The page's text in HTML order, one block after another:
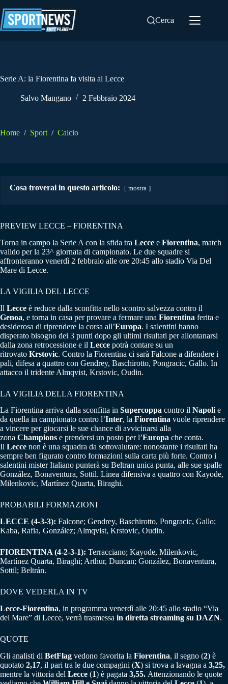
al
contenuto
Cerca
Serie A: la Fiorentina fa visita al Lecce
Salvo Mangano 2 Febbraio 2024
Home / Sport / Calcio
Cosa troverai in questo articolo: mostra
PREVIEW LECCE – FIORENTINA
Torna in campo la Serie A con la sfida tra Lecce e Fiorentina, match
valido per la 23^ giornata di campionato. Le due squadre si
affronteranno venerdì 2 febbraio alle ore 20:45 allo stadio Via Del
Mare di Lecce.
LA VIGILIA DEL LECCE
Il Lecce è reduce dalla sconfitta nello scontro salvezza contro il
Genoa, e torna in casa per provare a fermare una Fiorentina ferita e
desiderosa di riprendere la corsa all’Europa. I salentini hanno
disperato bisogno dei 3 punti dopo gli ultimi risultati per allontanarsi
dalla zona retrocessione e il Lecce potrà contare su un
ritrovato Krstovic. Contro la Fiorentina ci sarà Falcone a difendere i
pali, difesa a quattro con Gendrey, Baschirotto, Pongracic, Gallo. In
attacco il tridente Almqvist, Krstovic, Oudin.
LA VIGILIA DELLA FIORENTINA
La Fiorentina arriva dalla sconfitta in Supercoppa contro il Napoli e
da quella in campionato contro l’Inter, la Fiorentina vuole riprendere
a vincere per giocarsi le sue chance di avvicinarsi alla
zona Champions e prendersi un posto per l’Europa che conta.
Il Lecce non è una squadra da sottovalutare: nonostante i risultati ha
sempre ben figurato contro formazioni sulla carta più forte. Contro i
salentini mister Italiano punterà su Beltran unica punta, alle sue spalle
González, Bonaventura, Sottil. Linea difensiva a quattro con Kayode,
Milenkovic, Martínez Quarta, Biraghi.
PROBABILI FORMAZIONI
LECCE (4-3-3): Falcone; Gendrey, Baschirotto, Pongracic, Gallo;
Kaba, Rafia, González; Almqvist, Krstovic, Oudin.
FIORENTINA (4-2-3-1): Terracciano; Kayode, Milenkovic,
Martínez Quarta, Biraghi; Arthur, Duncan; González, Bonaventura,
Sottil; Beltrán.
DOVE VEDERLA IN TV
Lecce-Fiorentina, in programma venerdì alle 20:45 allo stadio “Via
del Mare” di Lecce, verrà trasmessa in diretta streaming su DAZN.
QUOTE
Gli analisti di BetFlag vedono favorita la Fiorentina, il segno (2) è
quotato 2,17, il pari tra le due compagini (X) si trova a lavagna a 3,25,
mentre la vittoria del Lecce (1) è pagata 3,55. Attenzionando le quote